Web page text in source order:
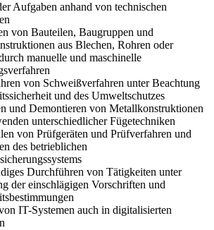
Aufgaben anhand von technischen
von Bauteilen, Baugruppen und
aus Blechen, Rohren oder
manuelle und maschinelle
von Schweißverfahren unter Beachtung
und des Umweltschutzes
und Demontieren von Metallkonstruktionen
unterschiedlicher Fügetechniken
von Prüfgeräten und Prüfverfahren und
des betrieblichen
Durchführen von Tätigkeiten unter
der einschlägigen Vorschriften und
IT-Systemen auch in digitalisierten